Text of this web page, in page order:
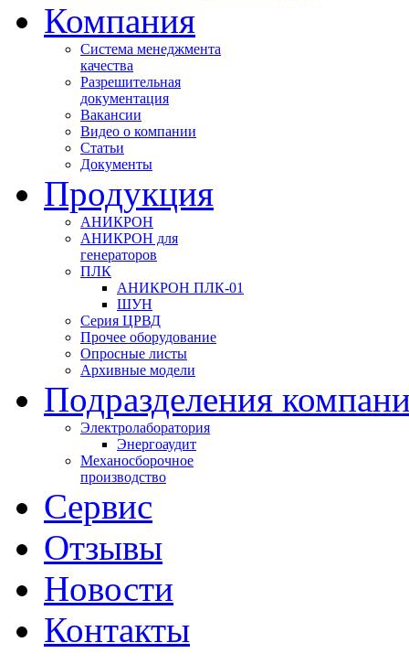
Компания
Система менеджмента
качества
Разрешительная
документация
Вакансии
Видео о компании
Статьи
Документы
Продукция
АНИКРОН
АНИКРОН для
генераторов
ПЛК
АНИКРОН ПЛК-01
ШУН
Серия ЦРВД
Прочее оборудование
Опросные листы
Архивные модели
Подразделения
Электролаборатория
Энергоаудит
Механосборочное
производство
Сервис
Отзывы
Новости
Контакты